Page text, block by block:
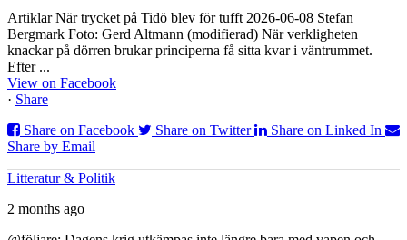
Artiklar När trycket på Tidö blev för tufft 2026-06-08 Stefan
Bergmark Foto: Gerd Altmann (modifierad) När verkligheten
knackar på dörren brukar principerna få sitta kvar i väntrummet.
Efter ...
View on Facebook
· Share
Share on Facebook
Share on Twitter
Share on Linked In
Share by Email
Litteratur & Politik
2 months ago